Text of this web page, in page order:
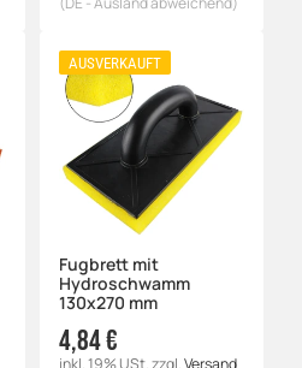
AUSVERKAUFT
Fugbrett mit
Hydroschwamm
130x270 mm
4,84 €